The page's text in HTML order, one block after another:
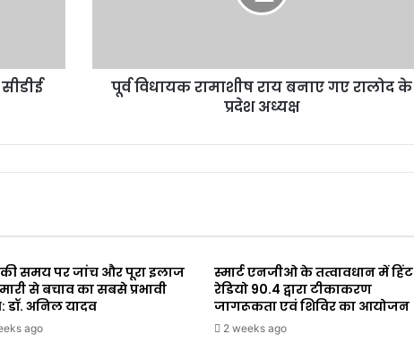
पूर्व विधायक रामाशीष राय बनाए गए रालोद के
प्रदेश अध्यक्ष
की समय पर जांच और पूरा इलाज
से बचाव का सबसे प्रभावी
डॉ. अनिल यादव
ago
स्मार्ट एनजीओ के तत्वावधान में हिंट
रेडियो 90.4 द्वारा टीकाकरण
जागरूकता एवं शिविर का आयोजन
2 weeks ago